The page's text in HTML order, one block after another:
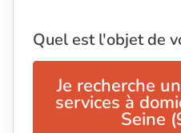
Quel est l'objet de
Je recherche
services à
Seine